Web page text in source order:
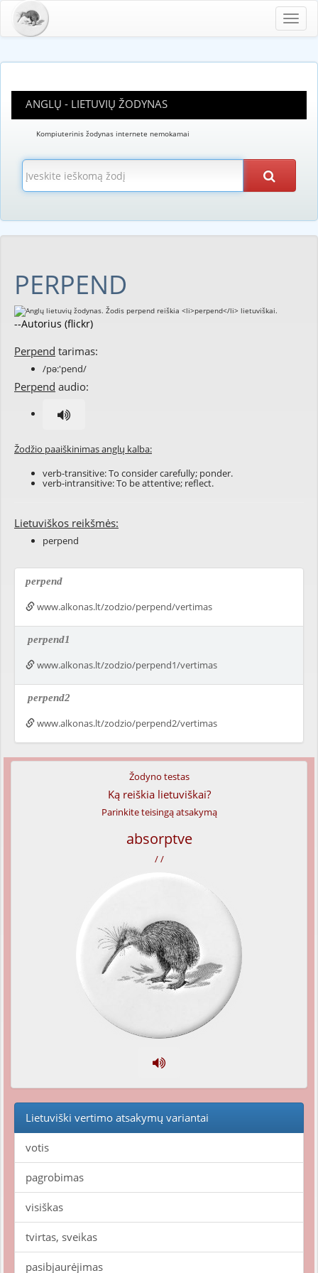
ANGLŲ - LIETUVIŲ ŽODYNAS
Kompiuterinis žodynas internete nemokamai
PERPEND
--Autorius (flickr)
Perpend tarimas:
/pə:'pend/
Perpend audio:
Žodžio paaiškinimas anglų kalba:
verb-transitive: To consider carefully; ponder.
verb-intransitive: To be attentive; reflect.
Lietuviškos reikšmės:
perpend
perpend
www.alkonas.lt/zodzio/perpend/vertimas
perpend1
www.alkonas.lt/zodzio/perpend1/vertimas
perpend2
www.alkonas.lt/zodzio/perpend2/vertimas
Žodyno testas
Ką reiškia lietuviškai?
Parinkite teisingą atsakymą
absorptve
/ /
Lietuviški vertimo atsakymų variantai
votis
pagrobimas
visiškas
tvirtas, sveikas
pasibjaurėjimas